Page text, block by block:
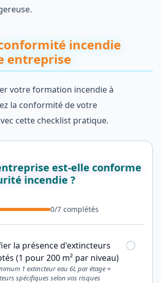
incendie
entreprise
votre formation incendie à
la conformité de votre
cette checklist pratique.
est-elle conforme
incendie ?
0/7 complétés
la présence d'extincteurs
(1 pour 200 m² par niveau)
1 extincteur eau 6L par étage +
spécifiques selon vos risques